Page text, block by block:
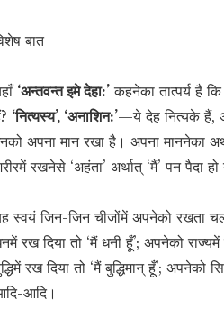
बात
‘अन्तवन्त इमे देहा:’ कहनेका तात्पर्य है
‘नित्यस्य’, ‘अनाशिन:’—ये देह नित्यके हैं,
अपना मान रखा है। अपना माननेका
रखनेसे ‘अहंता’ अर्थात् ‘मैं’ पन पैदा
स्वयं जिन-जिन चीजोंमें अपनेको रखता
रख दिया तो ‘मैं धनी हूँ’; अपनेको राज्यमें
रख दिया तो ‘मैं बुद्धिमान् हूँ’; अपनेको
आदि।